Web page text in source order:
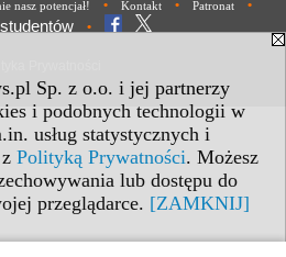
Sp. z o.o. i jej partnerzy
i podobnych technologii w
usług statystycznych i
Polityką Prywatności. Możesz
lub dostępu do
przeglądarce. [ZAMKNIJ]
nasz potencjał! • Kontakt • Patronat •
•